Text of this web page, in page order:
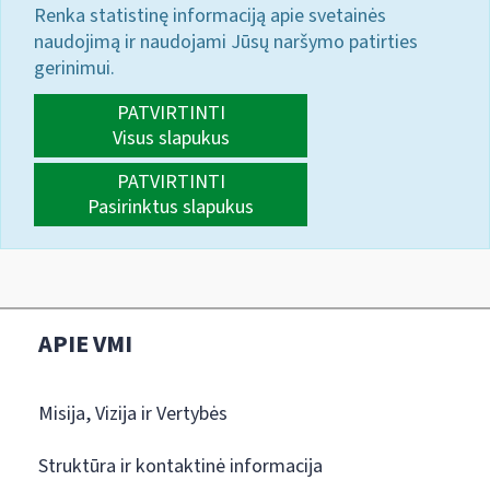
Renka statistinę informaciją apie svetainės
naudojimą ir naudojami Jūsų naršymo patirties
gerinimui.
PATVIRTINTI
Visus slapukus
PATVIRTINTI
Pasirinktus slapukus
APIE VMI
Misija, Vizija ir Vertybės
Struktūra ir kontaktinė informacija